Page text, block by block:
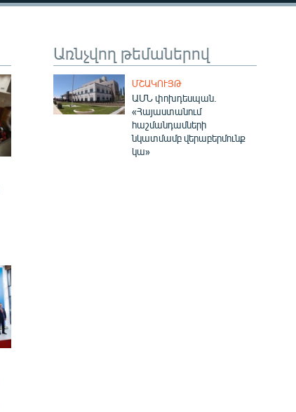
Առնչվող թեմաներով
ՄՇԱԿՈՒՅԹ
ԱՄՆ փոխդեսպան.
«Հայաստանում
հաշմանդամների
նկատմամբ վերաբերմունք
կա»